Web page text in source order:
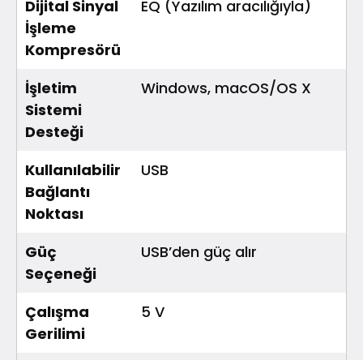
Dijital Sinyal
İşleme
Kompresörü
EQ (Yazılım aracılığıyla)
İşletim
Sistemi
Desteği
Windows, macOS/OS X
Kullanılabilir
Bağlantı
Noktası
USB
Güç
Seçeneği
USB’den güç alır
Çalışma
Gerilimi
5 V